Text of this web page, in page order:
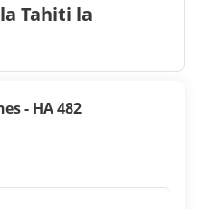
Tahiti la
- HA 482